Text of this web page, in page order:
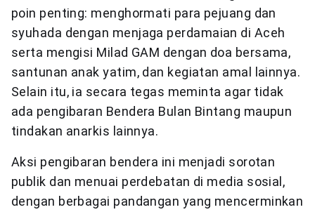
poin penting: menghormati para pejuang dan
syuhada dengan menjaga perdamaian di Aceh
serta mengisi Milad GAM dengan doa bersama,
santunan anak yatim, dan kegiatan amal lainnya.
Selain itu, ia secara tegas meminta agar tidak
ada pengibaran Bendera Bulan Bintang maupun
tindakan anarkis lainnya.
Aksi pengibaran bendera ini menjadi sorotan
publik dan menuai perdebatan di media sosial,
dengan berbagai pandangan yang mencerminkan